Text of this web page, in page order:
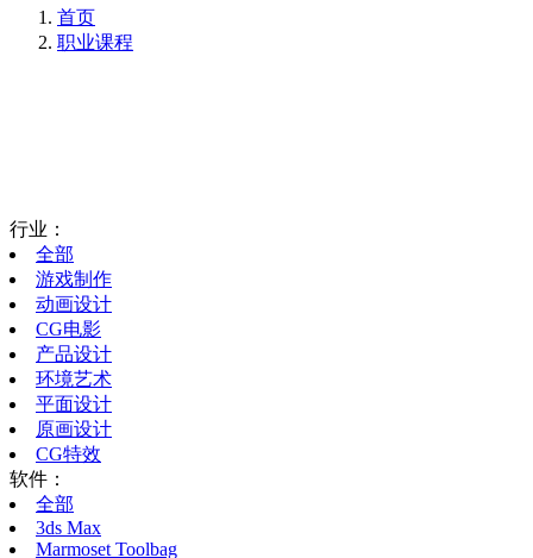
首页
职业课程
行业：
全部
游戏制作
动画设计
CG电影
产品设计
环境艺术
平面设计
原画设计
CG特效
软件：
全部
3ds Max
Marmoset Toolbag